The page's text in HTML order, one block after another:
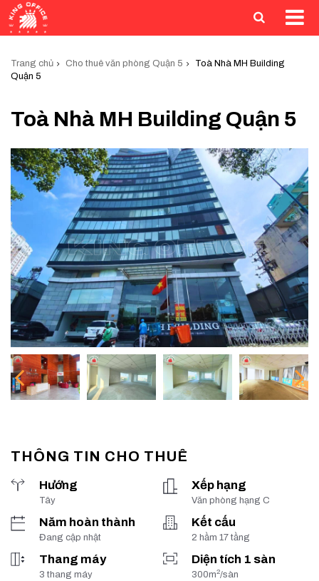
Trang chủ Cho thuê văn phòng Quận 5
Toà Nhà MH Building
Quận 5
Toà Nhà MH Building Quận 5
THÔNG TIN CHO THUÊ
Hướng
Tây
Xếp hạng
Văn phòng hạng C
Năm hoàn thành
Đang cập nhật
Kết cấu
2 hầm 17 tầng
Thang máy
3 thang máy
Diện tích 1 sàn
300m2/sàn